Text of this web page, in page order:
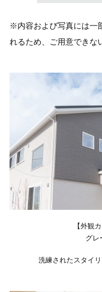
フォ
スマ
オン
※内容および写真には一
れるため、ご用意できな
【外観
グレ
洗練されたスタイ